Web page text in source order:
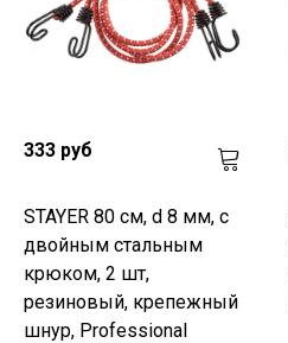
333 руб
STAYER 80 см, d 8 мм, c
двойным стальным
крюком, 2 шт,
резиновый, крепежный
шнур, Professional